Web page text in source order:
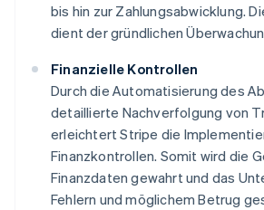
bis hin zur Zahlungsabwicklung.
dient der gründlichen
Finanzielle Kontrollen
Durch die Automatisierung des
detaillierte Nachverfolgung von
erleichtert Stripe die
Finanzkontrollen. Somit wird die
Finanzdaten gewahrt und das
Fehlern und möglichem Betrug